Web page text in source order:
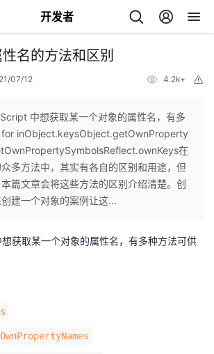
开发者
名的方法和区别
07/12 4.2k+
中想获取某一个对象的属性名，有多
for inObject.keysObject.getOwnProperty
在
多方法中，其实有各自的区别和用途，但
篇文章会将这些方法的区别介绍清楚。创
建一个对象的案例让这...
想获取某一个对象的属性名，有多种方法可供